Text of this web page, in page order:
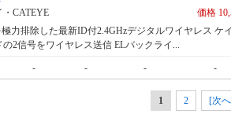
・CATEYE
価格
力排除した最新ID付2.4GHzデジタルワイヤレス ケ
2信号をワイヤレス送信 ELバックライ...
- - - -
1 2 [次